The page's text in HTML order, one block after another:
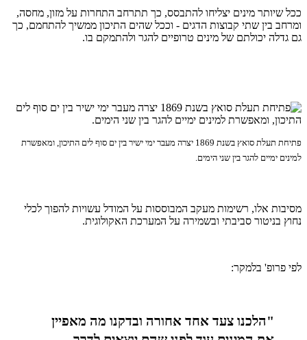
ככל שיותר מינים יצליחו להתבסס, כך תתרחב התחרות על מזון, מחסה,
ומרחב בין שתי קבוצות הדגים - וככל שהים התיכון ממשיך להתחמם, כך
גם גדלה יכולתם של מינים טרופיים להגר ולהתמקם בו.
פתיחת תעלת סואץ בשנת 1869 יצרה מעבר ימי ישיר בין ים סוף לים התיכון, ומאפשרת
למינים ימיים להגר בין שני הימים.
מסיבות אלו, רשימות מעקב המבוססות על המודל עשויות להפוך לכלי
נחוץ בניטור סביבתי ובשמירה על המערכת האקולוגית.
לפי פרופ' בלמקר:
"הלכנו צעד אחד אחורה ובדקנו מה מאפיין